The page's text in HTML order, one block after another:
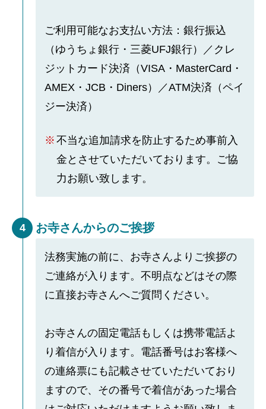
ご利用可能なお支払い方法：銀行振込
（ゆうちょ銀行・三菱UFJ銀行）／クレ
ジットカード決済（VISA・MasterCard・
AMEX・JCB・Diners）／ATM決済（ペイ
ジー決済）
不当な追加請求を防止するため事前入
金とさせていただいております。ご協
力お願い致します。
4 お寺さんからのご挨拶
法務実施の前に、お寺さんよりご挨拶の
ご連絡が入ります。不明点などはその際
に直接お寺さんへご質問ください。
お寺さんの固定電話もしくは携帯電話よ
り着信が入ります。電話番号はお客様へ
の連絡票にも記載させていただいており
ますので、その番号で着信があった場合